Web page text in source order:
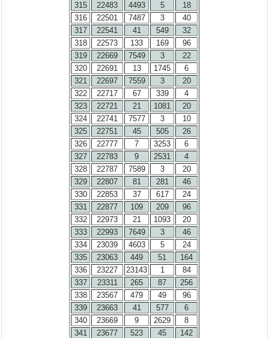
315 22483 4493 5
18
316
22501 7487 3
40
317
22541 41 549
32
318
22573 133 169
96
319
22669 7549 3
22
320
22691 13 1745
6
321
22697 7559 3
20
322
22717 67 339
4
323
22721 21 1081
20
324
22741 7577 3
10
325
22751 45 505
26
326
22777 7 3253
6
327
22783 9 2531
4
328
22787 7589 3
20
329
22807 81 281
46
330
22853 37 617
24
331
22877 109 209
96
332
22973 21 1093
20
333
22993 7649 3
46
334
23039 4603 5
24
335
23063 449 51
164
336
23227 23143 1
84
337
23311 265 87
256
338
23567 479 49
96
339
23663 41 577
6
340
23669 9 2629
8
341
23677 523 45
142